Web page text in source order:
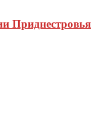
Приднестровья